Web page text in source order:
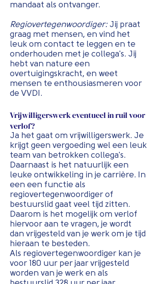
mandaat als ontvanger.
Regiovertegenwoordiger:Jij praat
graag met mensen, en vind het
leuk om contact te leggen en te
onderhouden met je collega's. Jij
hebt van nature een
overtuigingskracht, en weet
mensen te enthousiasmeren voor
de VVDI.
Vrijwilligerswerk eventueel in ruil voor
verlof?
Ja het gaat om vrijwilligerswerk. Je
krijgt geen vergoeding wel een leuk
team van betrokken collega's.
Daarnaast is het natuurlijk een
leuke ontwikkeling in je carrière. In
een een functie als
regiovertegenwoordiger of
bestuurslid gaat veel tijd zitten.
Daarom is het mogelijk om verlof
hiervoor aan te vragen, je wordt
dan vrijgesteld van je werk om je tijd
hieraan te besteden.
Als regiovertegenwoordiger kan je
voor 180 uur per jaar vrijgesteld
worden van je werk en als